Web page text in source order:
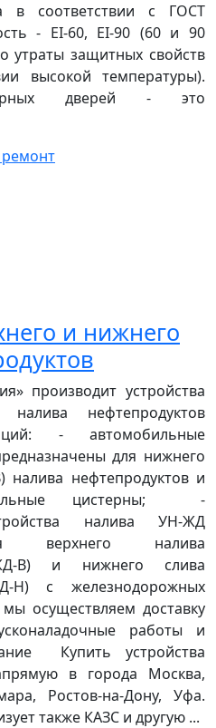
в соответствии с ГОСТ
- EI-60, EI-90 (60 и 90
утраты защитных свойств
высокой температуры).
дверей - это
ремонт
и нижнего
производит устройства
нефтепродуктов
- автомобильные
для нижнего
нефтепродуктов и
цистерны; -
налива УН-ЖД
верхнего налива
ЖД-В) и нижнего слива
Н) с железнодорожных
осуществляем доставку
работы и
Купить устройства
в города Москва,
Ростов-на-Дону, Уфа.
также КАЗС и другую ...